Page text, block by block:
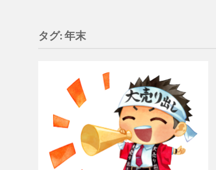
タグ:年末